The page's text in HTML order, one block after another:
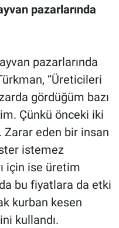
pazarlarında
pazarlarında
‘’Üreticileri
gördüğüm bazı
Çünkü önceki iki
Zarar eden bir insan
istemez
için ise üretim
bu fiyatlara da etki
kurban kesen
kullandı.